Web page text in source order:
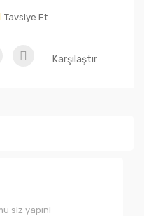
Tavsiye Et
Karşılaştır
siz yapın!